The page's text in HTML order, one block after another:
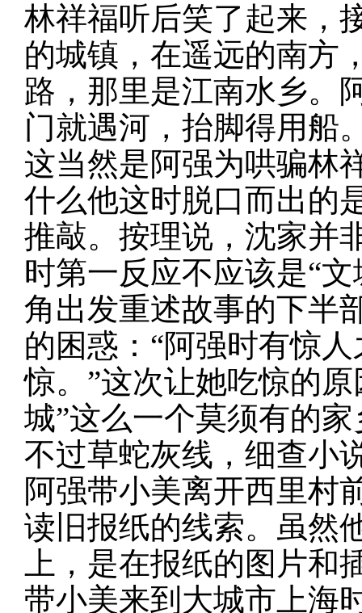
林祥福听后笑了起来，
的城镇，在遥远的南方
路，那里是江南水乡。
门就遇河，抬脚得用船
这当然是阿强为哄骗林
什么他这时脱口而出的
推敲。按理说，沈家并
时第一反应不应该是“
角出发重述故事的下半
的困惑：“阿强时有惊
惊。”这次让她吃惊的
城”这么一个莫须有的家
不过草蛇灰线，细查小
阿强带小美离开西里村
读旧报纸的线索。虽然
上，是在报纸的图片和
带小美来到大城市上海